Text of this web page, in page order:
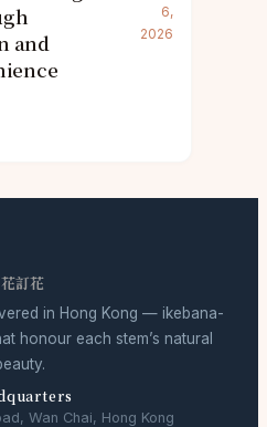
and
6,
2026
訂花
in Hong Kong — ikebana-
honour each stem’s natural
Wan Chai, Hong Kong